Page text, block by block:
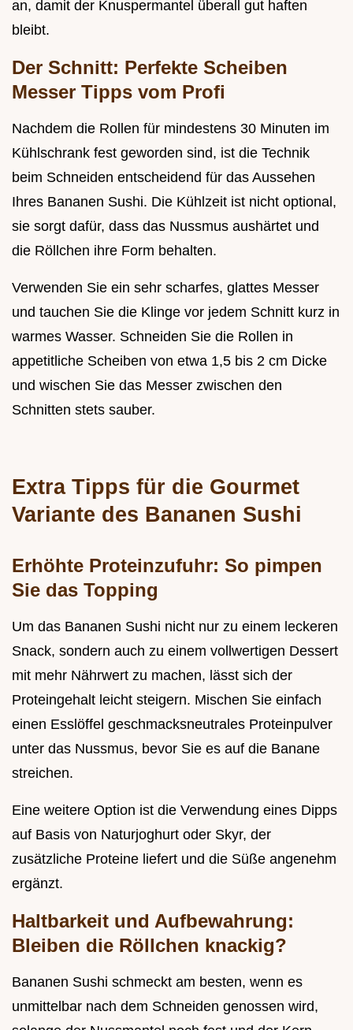
an, damit der Knuspermantel überall gut haften
bleibt.
Der Schnitt: Perfekte Scheiben
Messer Tipps vom Profi
Nachdem die Rollen für mindestens 30 Minuten im
Kühlschrank fest geworden sind, ist die Technik
beim Schneiden entscheidend für das Aussehen
Ihres Bananen Sushi. Die Kühlzeit ist nicht optional,
sie sorgt dafür, dass das Nussmus aushärtet und
die Röllchen ihre Form behalten.
Verwenden Sie ein sehr scharfes, glattes Messer
und tauchen Sie die Klinge vor jedem Schnitt kurz in
warmes Wasser. Schneiden Sie die Rollen in
appetitliche Scheiben von etwa 1,5 bis 2 cm Dicke
und wischen Sie das Messer zwischen den
Schnitten stets sauber.
Extra Tipps für die Gourmet
Variante des Bananen Sushi
Erhöhte Proteinzufuhr: So pimpen
Sie das Topping
Um das Bananen Sushi nicht nur zu einem leckeren
Snack, sondern auch zu einem vollwertigen Dessert
mit mehr Nährwert zu machen, lässt sich der
Proteingehalt leicht steigern. Mischen Sie einfach
einen Esslöffel geschmacksneutrales Proteinpulver
unter das Nussmus, bevor Sie es auf die Banane
streichen.
Eine weitere Option ist die Verwendung eines Dipps
auf Basis von Naturjoghurt oder Skyr, der
zusätzliche Proteine liefert und die Süße angenehm
ergänzt.
Haltbarkeit und Aufbewahrung:
Bleiben die Röllchen knackig?
Bananen Sushi schmeckt am besten, wenn es
unmittelbar nach dem Schneiden genossen wird,